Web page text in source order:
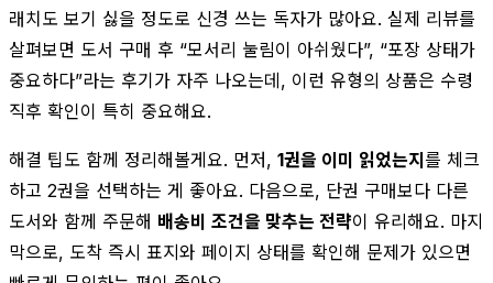
래치도 보기 싫을 정도로 신경 쓰는 독자가 많아요. 실제 리뷰를
살펴보면 도서 구매 후 “모서리 눌림이 아쉬웠다”, “포장 상태가
중요하다”라는 후기가 자주 나오는데, 이런 유형의 상품은 수령
직후 확인이 특히 중요해요.
해결 팁도 함께 정리해볼게요. 먼저, 1권을 이미 읽었는지를 체크
하고 2권을 선택하는 게 좋아요. 다음으로, 단권 구매보다 다른
도서와 함께 주문해 배송비 조건을 맞추는 전략이 유리해요. 마지
막으로, 도착 즉시 표지와 페이지 상태를 확인해 문제가 있으면